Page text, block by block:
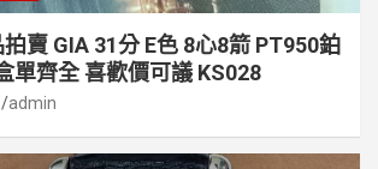
賣 GIA 31分 E色 8心8箭 PT950鉑
單齊全 喜歡價可議 KS028
admin